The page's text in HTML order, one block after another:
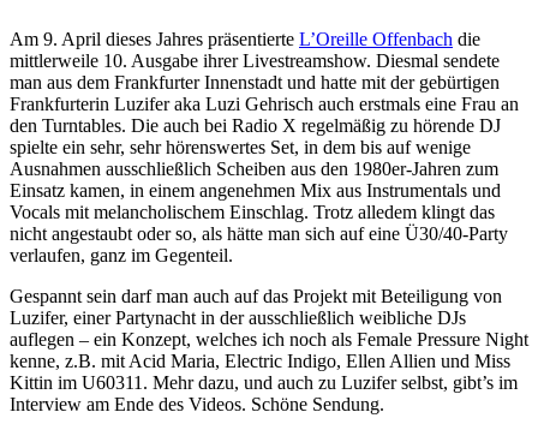
Am 9. April dieses Jahres präsentierte L’Oreille Offenbach die
mittlerweile 10. Ausgabe ihrer Livestreamshow. Diesmal sendete
man aus dem Frankfurter Innenstadt und hatte mit der gebürtigen
Frankfurterin Luzifer aka Luzi Gehrisch auch erstmals eine Frau an
den Turntables. Die auch bei Radio X regelmäßig zu hörende DJ
spielte ein sehr, sehr hörenswertes Set, in dem bis auf wenige
Ausnahmen ausschließlich Scheiben aus den 1980er-Jahren zum
Einsatz kamen, in einem angenehmen Mix aus Instrumentals und
Vocals mit melancholischem Einschlag. Trotz alledem klingt das
nicht angestaubt oder so, als hätte man sich auf eine Ü30/40-Party
verlaufen, ganz im Gegenteil.
Gespannt sein darf man auch auf das Projekt mit Beteiligung von
Luzifer, einer Partynacht in der ausschließlich weibliche DJs
auflegen – ein Konzept, welches ich noch als Female Pressure Night
kenne, z.B. mit Acid Maria, Electric Indigo, Ellen Allien und Miss
Kittin im U60311. Mehr dazu, und auch zu Luzifer selbst, gibt’s im
Interview am Ende des Videos. Schöne Sendung.